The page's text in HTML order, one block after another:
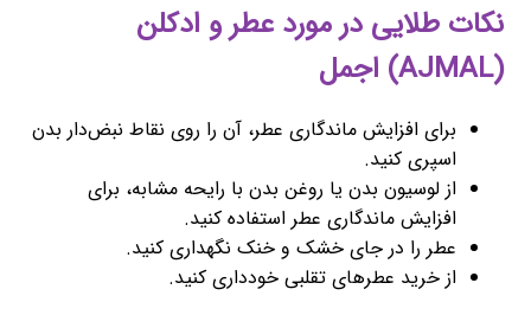
نکات طلایی در مورد عطر و ادکلن
(AJMAL) اجمل
برای افزایش ماندگاری عطر، آن را روی نقاط نبض‌دار بدن
اسپری کنید.
از لوسیون بدن یا روغن بدن با رایحه مشابه، برای
افزایش ماندگاری عطر استفاده کنید.
عطر را در جای خشک و خنک نگهداری کنید.
از خرید عطرهای تقلبی خودداری کنید.